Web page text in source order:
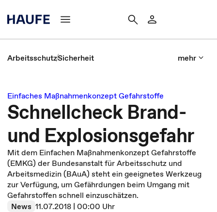
ArbeitsschutzSicherheit mehr
Einfaches Maßnahmenkonzept Gefahrstoffe
Schnellcheck Brand-
und Explosionsgefahr
Mit dem Einfachen Maßnahmenkonzept Gefahrstoffe
(EMKG) der Bundesanstalt für Arbeitsschutz und
Arbeitsmedizin (BAuA) steht ein geeignetes Werkzeug
zur Verfügung, um Gefährdungen beim Umgang mit
Gefahrstoffen schnell einzuschätzen.
News 11.07.2018 | 00:00 Uhr